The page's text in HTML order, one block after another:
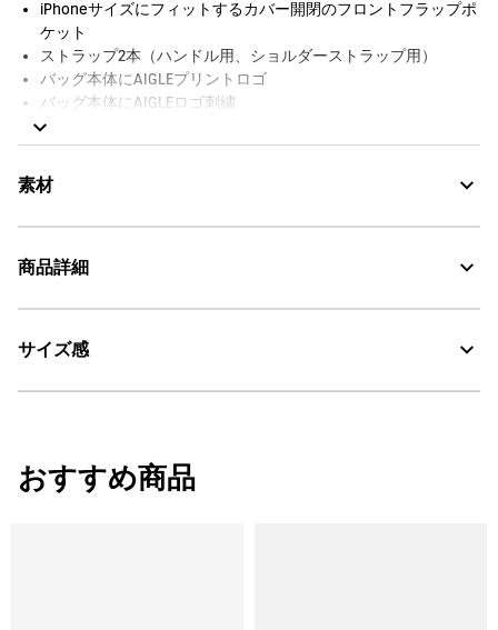
iPhoneサイズにフィットするカバー開閉のフロントフラップポ
ケット
ストラップ2本（ハンドル用、ショルダーストラップ用）
バッグ本体にAIGLEプリントロゴ
バッグ本体にAIGLEロゴ刺繍
撥水
AIGLE FOR TOMORROW（再生素材や環境に配慮した生産背景を
持つ商品）
サイズ：幅10cm x 高さ22cm x 奥行き10cm、容量：1L
素材
AIGLE for tomorrow
タンブル乾燥禁止。
商品詳細
・色：オジエ (001)
サイズ感
おすすめ商品